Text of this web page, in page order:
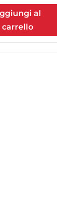
al
carrello